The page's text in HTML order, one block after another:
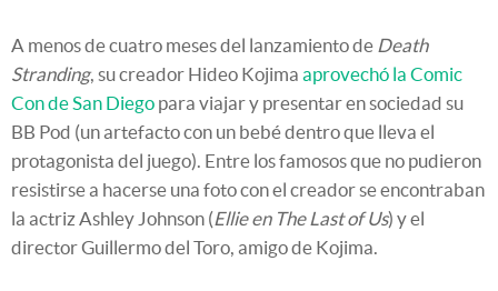
A menos de cuatro meses del lanzamiento de Death
Stranding, su creador Hideo Kojima aprovechó la Comic
Con de San Diego para viajar y presentar en sociedad su
BB Pod (un artefacto con un bebé dentro que lleva el
protagonista del juego). Entre los famosos que no pudieron
resistirse a hacerse una foto con el creador se encontraban
la actriz Ashley Johnson (Ellie en The Last of Us) y el
director Guillermo del Toro, amigo de Kojima.